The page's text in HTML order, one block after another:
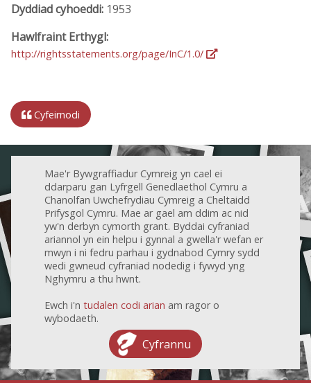
Dyddiad cyhoeddi: 1953
Hawlfraint Erthygl:
http://rightsstatements.org/page/InC/1.0/
Cyfeirnodi
Mae'r Bywgraffiadur Cymreig yn cael ei
ddarparu gan Lyfrgell Genedlaethol Cymru a
Chanolfan Uwchefrydiau Cymreig a Cheltaidd
Prifysgol Cymru. Mae ar gael am ddim ac nid
yw'n derbyn cymorth grant. Byddai cyfraniad
ariannol yn ein helpu i gynnal a gwella'r wefan er
mwyn i ni fedru parhau i gydnabod Cymry sydd
wedi gwneud cyfraniad nodedig i fywyd yng
Nghymru a thu hwnt.
Ewch i'n tudalen codi arian am ragor o
wybodaeth.
Cyfrannu